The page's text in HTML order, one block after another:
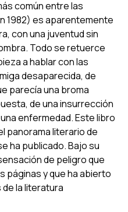
común entre las
1982) es aparentemente
con una juventud sin
Todo se retuerce
a hablar con las
desaparecida, de
parecía una broma
de una insurrección
enfermedad. Este libro
panorama literario de
ha publicado. Bajo su
de peligro que
páginas y que ha abierto
la literatura